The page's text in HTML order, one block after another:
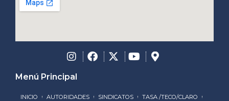
Menú Principal
INICIO AUTORIDADES SINDICATOS
TASA /TECO/CLARO